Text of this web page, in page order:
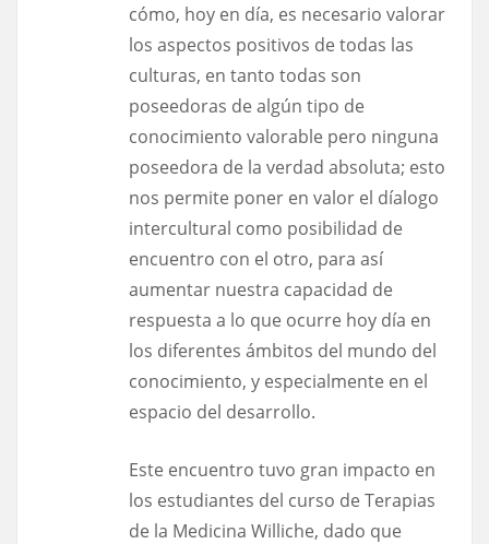
cómo, hoy en día, es necesario valorar
los aspectos positivos de todas las
culturas, en tanto todas son
poseedoras de algún tipo de
conocimiento valorable pero ninguna
poseedora de la verdad absoluta; esto
nos permite poner en valor el díalogo
intercultural como posibilidad de
encuentro con el otro, para así
aumentar nuestra capacidad de
respuesta a lo que ocurre hoy día en
los diferentes ámbitos del mundo del
conocimiento, y especialmente en el
espacio del desarrollo.
Este encuentro tuvo gran impacto en
los estudiantes del curso de Terapias
de la Medicina Williche, dado que